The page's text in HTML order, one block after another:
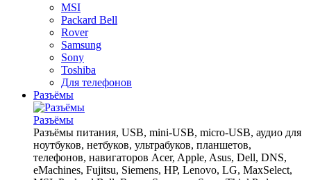
MSI
Packard Bell
Rover
Samsung
Sony
Toshiba
Для телефонов
Разъёмы
Разъёмы
Разъёмы питания, USB, mini-USB, micro-USB, аудио для
ноутбуков, нетбуков, ультрабуков, планшетов,
телефонов, навигаторов Acer, Apple, Asus, Dell, DNS,
eMachines, Fujitsu, Siemens, HP, Lenovo, LG, MaxSelect,